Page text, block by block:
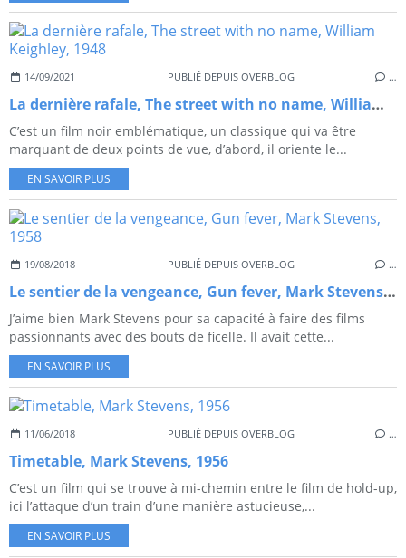
14/09/2021 PUBLIÉ DEPUIS OVERBLOG …
La dernière rafale, The street with no name, William Keighley, 1948
C’est un film noir emblématique, un classique qui va être
marquant de deux points de vue, d’abord, il oriente le...
EN SAVOIR PLUS
19/08/2018 PUBLIÉ DEPUIS OVERBLOG …
Le sentier de la vengeance, Gun fever, Mark Stevens, 1958
J’aime bien Mark Stevens pour sa capacité à faire des films
passionnants avec des bouts de ficelle. Il avait cette...
EN SAVOIR PLUS
11/06/2018 PUBLIÉ DEPUIS OVERBLOG …
Timetable, Mark Stevens, 1956
C’est un film qui se trouve à mi-chemin entre le film de hold-up,
ici l’attaque d’un train d’une manière astucieuse,...
EN SAVOIR PLUS